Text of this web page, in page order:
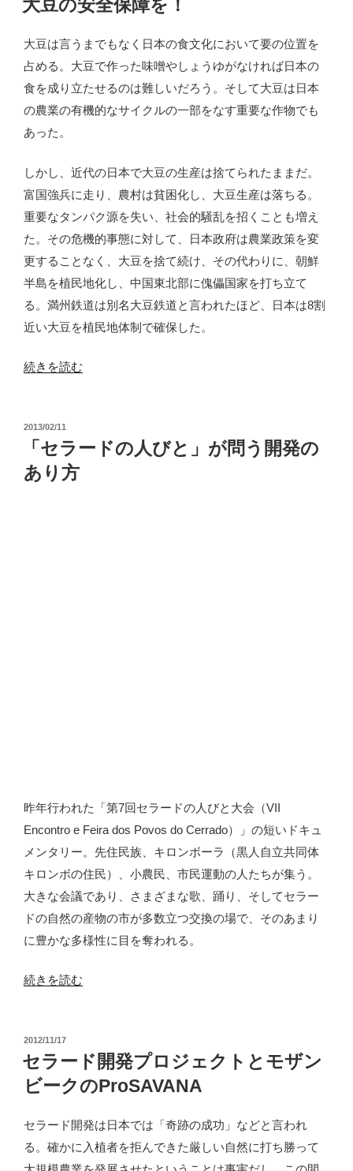
ゾ
ー
持
続
的
な
発
と
民
衆
の
運
動』”
の
る
ロ
ジ
ー
運
動”
の
日:
大豆の安全保障を！
大豆は言うまでもなく日本の食文化において要の位置を
占める。大豆で作った味噌やしょうゆがなければ日本の
食を成り立たせるのは難しいだろう。そして大豆は日本
の農業の有機的なサイクルの一部をなす重要な作物でも
あった。
しかし、近代の日本で大豆の生産は捨てられたままだ。
富国強兵に走り、農村は貧困化し、大豆生産は落ちる。
重要なタンパク源を失い、社会的騒乱を招くことも増え
た。その危機的事態に対して、日本政府は農業政策を変
更することなく、大豆を捨て続け、その代わりに、朝鮮
半島を植民地化し、中国東北部に傀儡国家を打ち立て
る。満州鉄道は別名大豆鉄道と言われたほど、日本は8割
近い大豆を植民地体制で確保した。
“大
安
保
続きを読む
投
2013/02/11
「セラードの人びと」が問う開発の
あり方
昨年行われた「第7回セラードの人びと大会（VII
Encontro e Feira dos Povos do Cerrado）」の短いドキュ
メンタリー。先住民族、キロンボーラ（黒人自立共同体
キロンボの住民）、小農民、市民運動の人たちが集う。
大きな会議であり、さまざまな歌、踊り、そしてセラー
ドの自然の産物の市が多数立つ交換の場で、そのあまり
に豊かな多様性に目を奪われる。
“「セ
ド
の
人
と」
が
続きを読む
投
稿
日:
2012/11/17
セラード開発プロジェクトとモザン
ビークのProSAVANA
セラード開発は日本では「奇跡の成功」などと言われ
る。確かに入植者を拒んできた厳しい自然に打ち勝って